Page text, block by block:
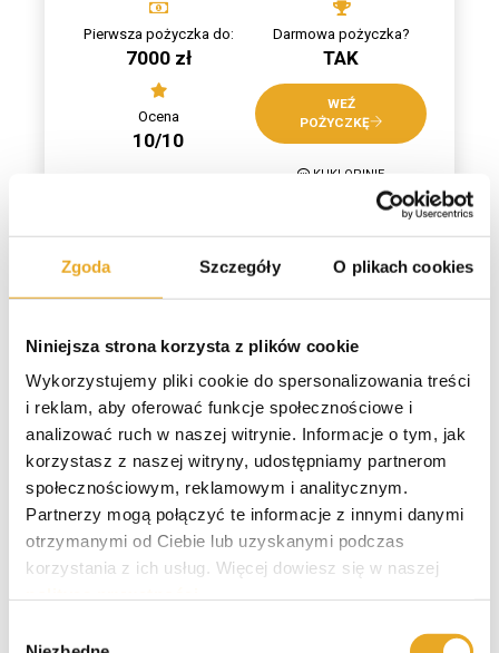
Zgoda Szczegóły O plikach cookies
Niniejsza strona korzysta z plików cookie
Wykorzystujemy pliki cookie do spersonalizowania treści
i reklam, aby oferować funkcje społecznościowe i
analizować ruch w naszej witrynie. Informacje o tym, jak
korzystasz z naszej witryny, udostępniamy partnerom
społecznościowym, reklamowym i analitycznym.
Partnerzy mogą połączyć te informacje z innymi danymi
otrzymanymi od Ciebie lub uzyskanymi podczas
korzystania z ich usług. Więcej dowiesz się w naszej
Pierwsza pożyczka do:
7000 zł
Darmowa pożyczka?
TAK
Ocena
10/10
WEŹ
POŻYCZKĘ
KUKI OPINIE
Maks. wartość RRSO: 319,44% Przykład: 3000 zł na 30 dni, RRSO 0%, Kwota do
spłaty 3000 zł
Kwota Pożyczki
000 zł
Pierwsza pożyczka do:
150 000 zł
Darmowa pożyczka?
NIE
Ocena
9/10
WEŹ
SMARTNEY OPINIE
Maks. wartość RRSO: 17,37% Przykład: 108 357,37 zł, oprocentowanie zmienne